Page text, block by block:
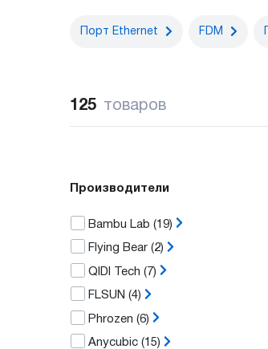
Порт Ethernet FDM
125 товаров
Производители
Bambu Lab (19)
Flying Bear (2)
QIDI Tech (7)
FLSUN (4)
Phrozen (6)
Anycubic (15)